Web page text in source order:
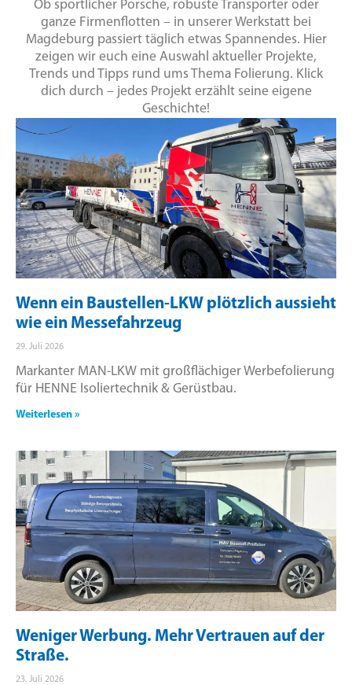
Ob sportlicher Porsche, robuste Transporter oder
ganze Firmenflotten – in unserer Werkstatt bei
Magdeburg passiert täglich etwas Spannendes. Hier
zeigen wir euch eine Auswahl aktueller Projekte,
Trends und Tipps rund ums Thema Folierung. Klick
dich durch – jedes Projekt erzählt seine eigene
Geschichte!
Wenn ein Baustellen-LKW plötzlich aussieht
wie ein Messefahrzeug
29. Juli 2026
Markanter MAN-LKW mit großflächiger Werbefolierung
für HENNE Isoliertechnik & Gerüstbau.
Weiterlesen »
Weniger Werbung. Mehr Vertrauen auf der
Straße.
23. Juli 2026